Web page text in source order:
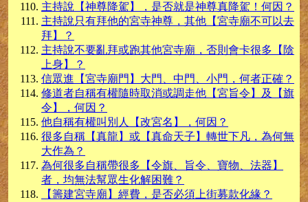
主持說【神尊降駕】，是否就是神尊真降駕！何因？
主持說只有拜他的宮寺神尊，其他【宮寺廟不可以去
拜】？
主持說不要亂拜或跑其他宮寺廟，否則會卡很多【陰
上身】？
信眾進【宮寺廟門】大門、中門、小門，何者正確？
修道者自稱有權隨時取消或調走他【宮旨令】及【旗
令】，何因？
他自稱有權叫別人【改宮名】，何因？
很多自稱【真龍】或【真命天子】轉世下凡，為何無
大作為？
為何很多自稱帶很多【令旗、旨令、寶物、法器】
者，均無法幫眾生化解困難？
【籌建宮寺廟】經費，是否必須上街募款化緣？